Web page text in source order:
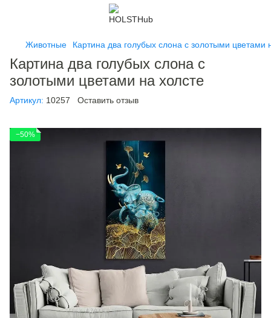
Животные Картина два голубых слона с золотыми цветами
Картина два голубых слона с
золотыми цветами на холсте
Артикул: 10257 Оставить отзыв
−50%